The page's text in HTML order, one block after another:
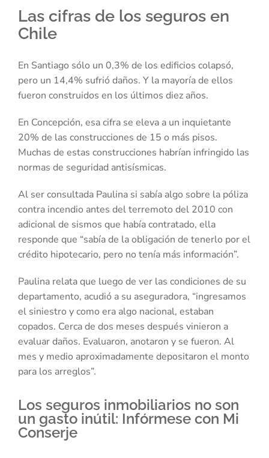
Las cifras de los seguros en
Chile
En Santiago sólo un 0,3% de los edificios colapsó,
pero un 14,4% sufrió daños. Y la mayoría de ellos
fueron construidos en los últimos diez años.
En Concepción, esa cifra se eleva a un inquietante
20% de las construcciones de 15 o más pisos.
Muchas de estas construcciones habrían infringido las
normas de seguridad antisísmicas.
Al ser consultada Paulina si sabía algo sobre la póliza
contra incendio antes del terremoto del 2010 con
adicional de sismos que había contratado, ella
responde que “sabía de la obligación de tenerlo por el
crédito hipotecario, pero no tenía más información”.
Paulina relata que luego de ver las condiciones de su
departamento, acudió a su aseguradora, “ingresamos
el siniestro y como era algo nacional, estaban
copados. Cerca de dos meses después vinieron a
evaluar daños. Evaluaron, anotaron y se fueron. Al
mes y medio aproximadamente depositaron el monto
para los arreglos”.
Los seguros inmobiliarios no son
un gasto inútil: Infórmese con Mi
Conserje